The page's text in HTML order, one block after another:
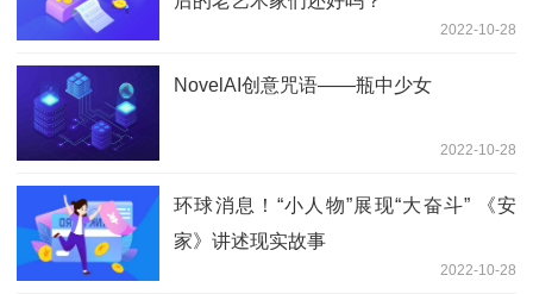
2022-10-28
NovelAI创意咒语——瓶中少女
2022-10-28
环球消息！“小人物”展现“大奋斗” 《安
家》讲述现实故事
2022-10-28